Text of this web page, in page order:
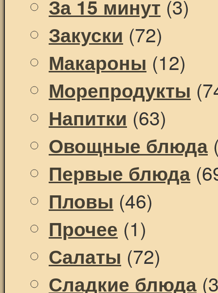
За 15 минут (3)
Закуски (72)
Макароны (12)
Морепродукты
Напитки (63)
Овощные блюда
Первые блюда
Пловы (46)
Прочее (1)
Салаты (72)
Сладкие блюда